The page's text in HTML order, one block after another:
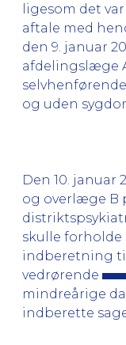
ligesom det
aftale med
den 9. januar
afdelingslæge
og uden
Den 10.
og overlæge B
skulle forholde
indberetning
vedrørende
mindreårige
indberette